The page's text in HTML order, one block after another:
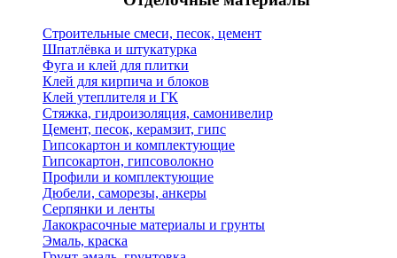
Строительные смеси, песок, цемент
Шпатлёвка и штукатурка
Фуга и клей для плитки
Клей для кирпича и блоков
Клей утеплителя и ГК
Стяжка, гидроизоляция, самонивелир
Цемент, песок, керамзит, гипс
Гипсокартон и комплектующие
Гипсокартон, гипсоволокно
Профили и комплектующие
Дюбели, саморезы, анкеры
Серпянки и ленты
Лакокрасочные материалы и грунты
Эмаль, краска